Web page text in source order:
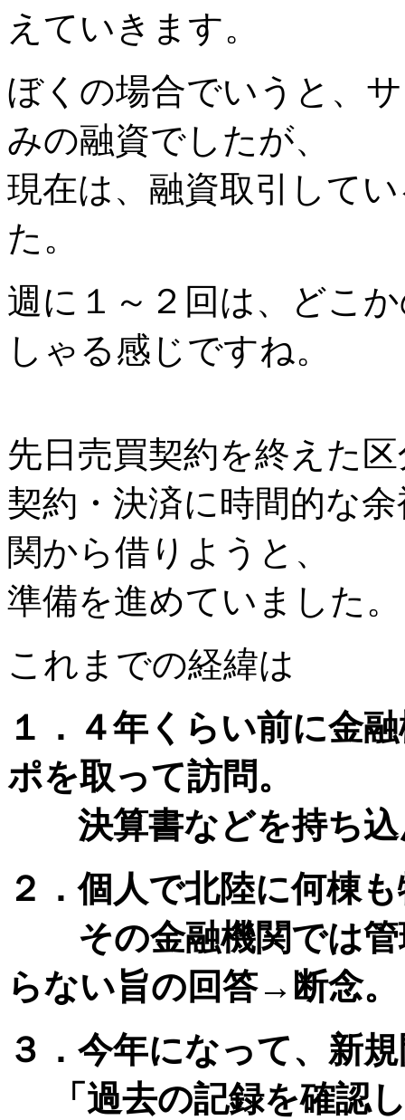
えていきます。
ぼくの場合でいうと、
みの融資でしたが、
現在は、融資取引して
た。
週に１～２回は、どこ
しゃる感じですね。
先日売買契約を終えた
契約・決済に時間的な
関から借りようと、
準備を進めていました。
これまでの経緯は
１．４年くらい前に金
ポを取って訪問。
決算書などを持ち込
２．個人で北陸に何棟
その金融機関では管
らない旨の回答→断念。
３．今年になって、新
「過去の記録を確認